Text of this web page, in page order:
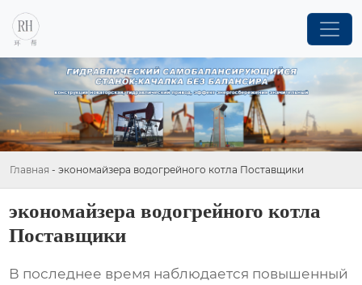
Главная - экономайзера водогрейного котла Поставщики
экономайзера водогрейного котла
Поставщики
В последнее время наблюдается повышенный